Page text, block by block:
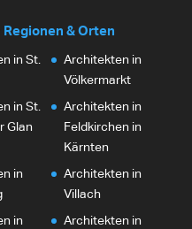
& Orten
in St.
Architekten in
Völkermarkt
in St.
Glan
Architekten in
Feldkirchen in
Kärnten
in
Architekten in
Villach
in
Architekten in